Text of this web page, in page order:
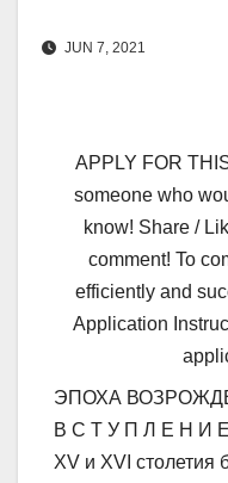
JUN 7, 2021
APPLY FOR
someone who
know! Share /
comment! To
efficiently and
Application
ЭПОХА
В С Т У П Л Е Н И Е
XV и XVI